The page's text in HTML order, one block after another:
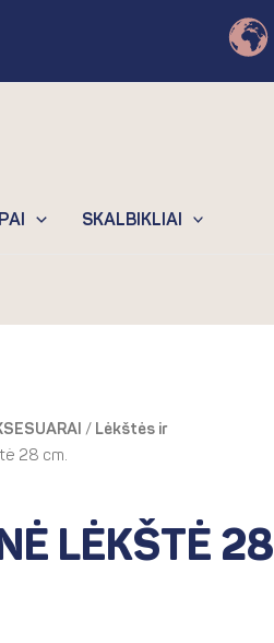
SKALBIKLIAI
/ Lėkštės ir
28 cm.
LĖKŠTĖ 28